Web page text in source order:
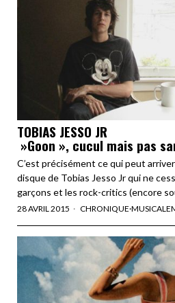
TOBIAS JESSO JR
»Goon », cucul mais pas
C’est précisément ce qui peut
disque de Tobias Jesso Jr qui ne
garçons et les rock-critics (encore
28 AVRIL 2015 CHRONIQUE·